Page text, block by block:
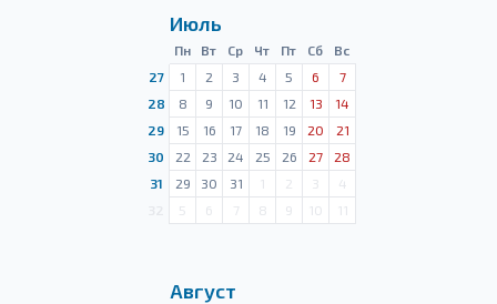
Июль
Пн Вт Ср Чт Пт Сб
Вс
27
1 2 3 4 5 6
7
28
8 9 10 11 12 13
14
29
15 16 17 18 19 20
21
30
22 23 24 25 26 27
28
31
29 30 31 1 2 3
4
5 6 7 8 9 10 11
Август